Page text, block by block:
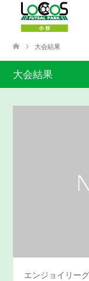
大会結果
大会結果
エンジョイリー